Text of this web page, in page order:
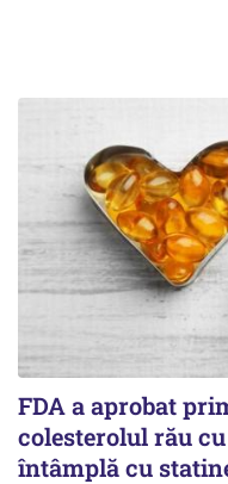
FDA a aprobat
colesterolul rău cu
întâmplă cu